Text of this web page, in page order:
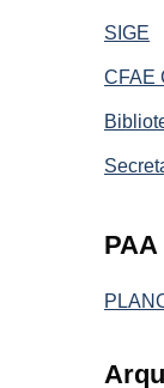
SIGE
CFAE
PAA